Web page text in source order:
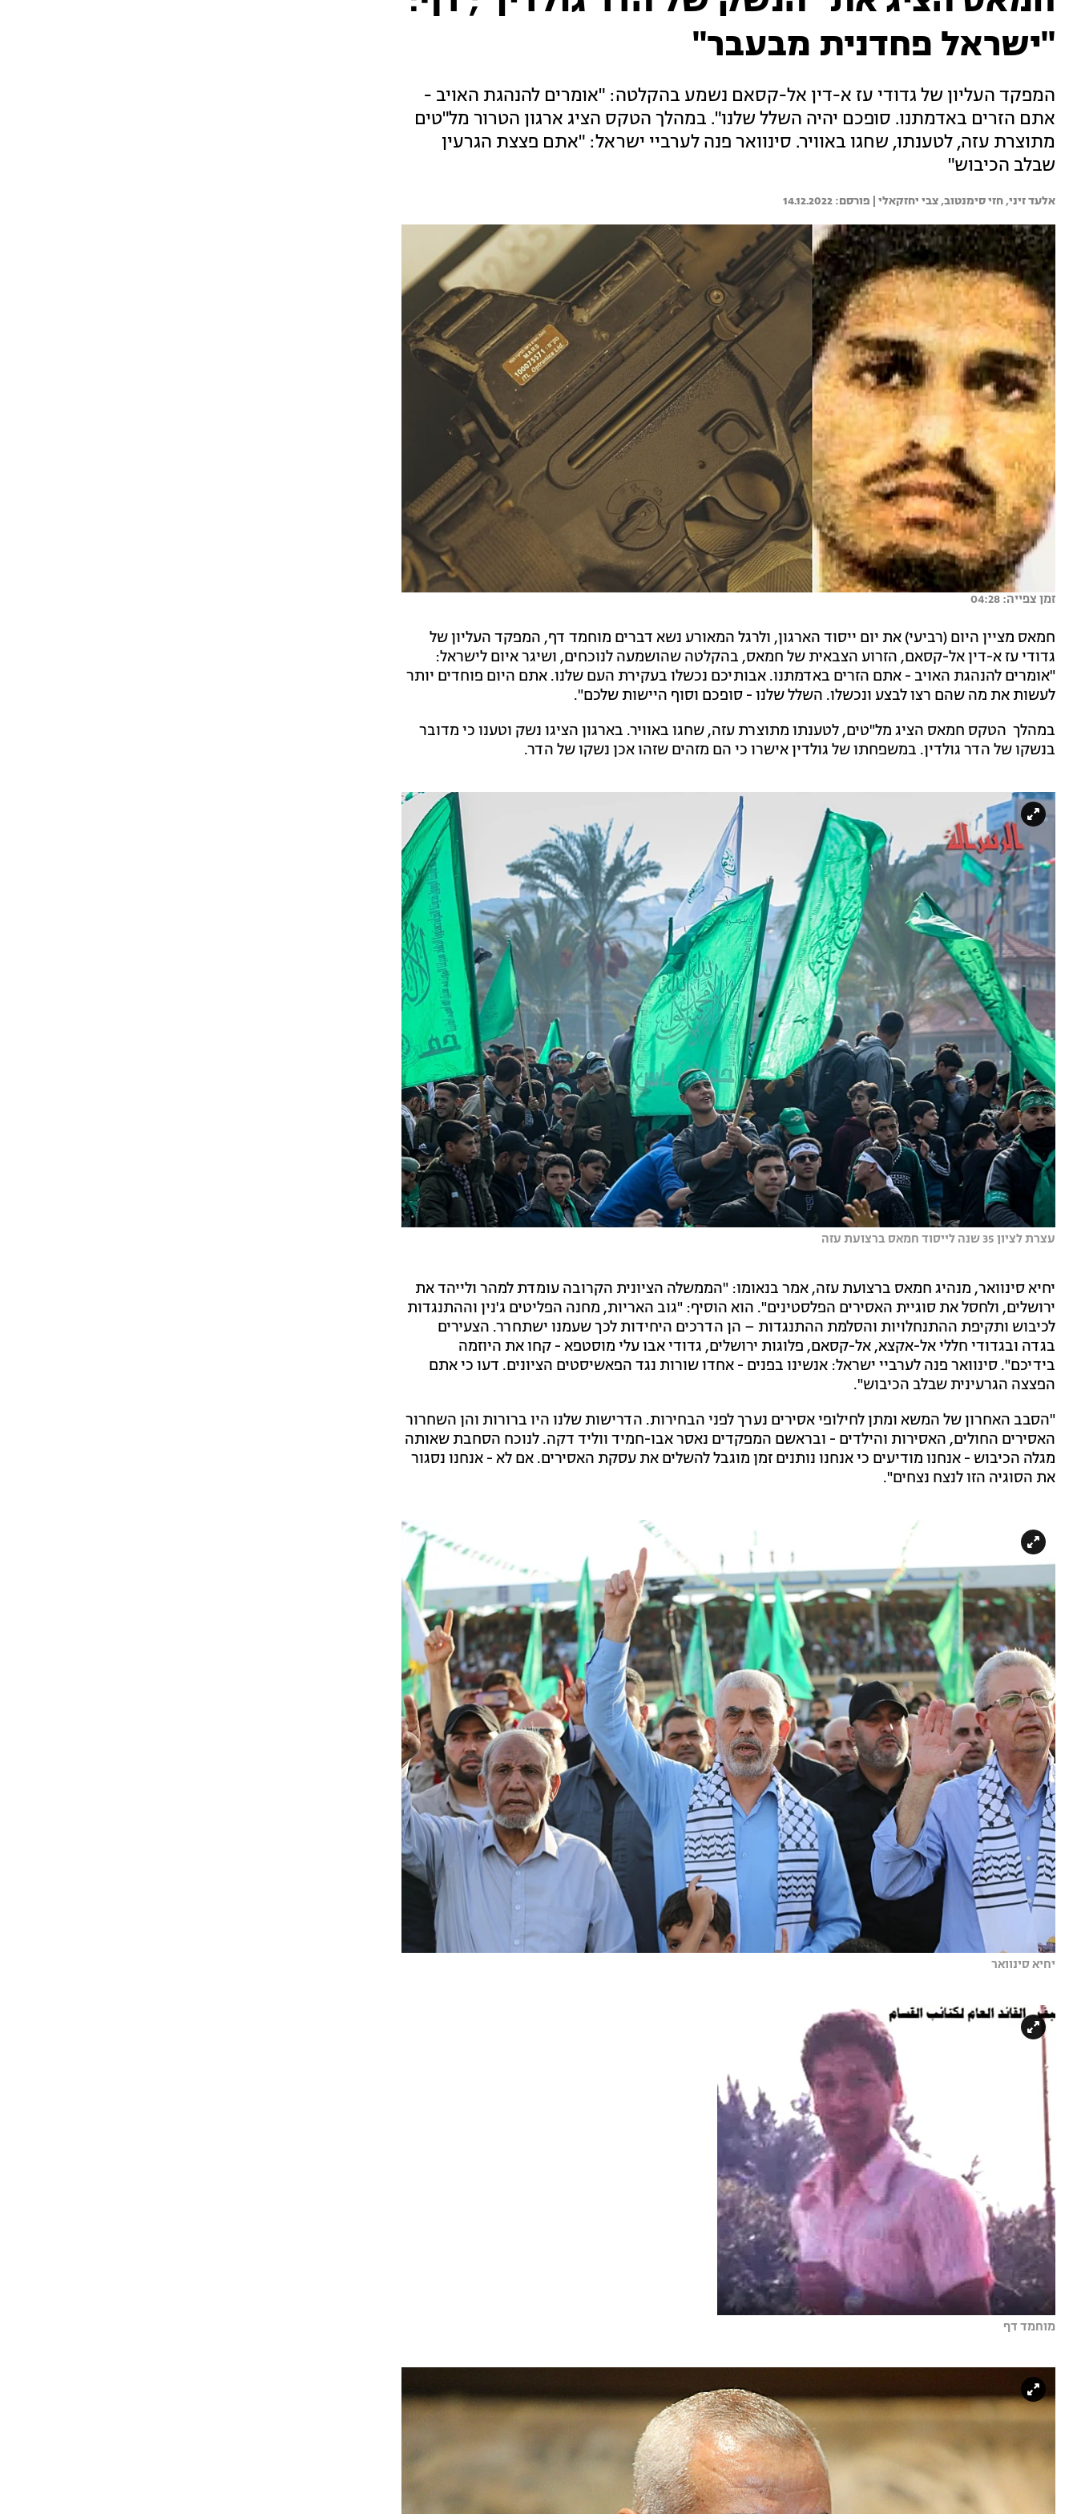
"ישראל פחדנית מבעבר"
המפקד העליון של גדודי עז א-דין אל-קסאם נשמע בהקלטה: "אומרים להנהגת האויב -
אתם הזרים באדמתנו. סופכם יהיה השלל שלנו". במהלך הטקס הציג ארגון הטרור מל"טים
מתוצרת עזה, לטענתו, שחגו באוויר. סינוואר פנה לערביי ישראל: "אתם פצצת הגרעין
שבלב הכיבוש"
אלעד זיני, חזי סימנטוב, צבי יחזקאלי | 14.12.2022
זמן צפייה: 04:28
חמאס מציין היום (רביעי) את יום ייסוד הארגון, ולרגל המאורע נשא דברים מוחמד דף, המפקד העליון של
גדודי עז א-דין אל-קסאם, הזרוע הצבאית של חמאס, בהקלטה שהושמעה לנוכחים, ושיגר איום לישראל:
"אומרים להנהגת האויב - אתם הזרים באדמתנו. אבותיכם נכשלו בעקירת העם שלנו. אתם היום פוחדים יותר
לעשות את מה שהם רצו לבצע ונכשלו. השלל שלנו - סופכם וסוף היישות שלכם".
במהלך הטקס חמאס הציג מל"טים, לטענתו מתוצרת עזה, שחגו באוויר. בארגון הציגו נשק וטענו כי מדובר
בנשקו של הדר גולדין. במשפחתו של גולדין אישרו כי הם מזהים שזהו אכן נשקו של הדר.
עצרת לציון 35 שנה לייסוד חמאס ברצועת עזה
יחיא סינוואר, מנהיג חמאס ברצועת עזה, אמר בנאומו: "הממשלה הציונית הקרובה עומדת למהר ולייהד את
ירושלים, ולחסל את סוגיית האסירים הפלסטינים". הוא הוסיף: "גוב האריות, מחנה הפליטים ג'נין וההתנגדות
לכיבוש ותקיפת ההתנחלויות והסלמת ההתנגדות – הן הדרכים היחידות לכך שעמנו ישתחרר. הצעירים
בגדה ובגדודי חללי אל-אקצא, אל-קסאם, פלוגות ירושלים, גדודי אבו עלי מוסטפא - קחו את היוזמה
בידיכם". סינוואר פנה לערביי ישראל: אנשינו בפנים - אחדו שורות נגד הפאשיסטים הציונים. דעו כי אתם
הפצצה הגרעינית שבלב הכיבוש".
"הסבב האחרון של המשא ומתן לחילופי אסירים נערך לפני הבחירות. הדרישות שלנו היו ברורות והן השחרור
האסירים החולים, האסירות והילדים - ובראשם המפקדים נאסר אבו-חמיד ווליד דקה. לנוכח הסחבת שאותה
מגלה הכיבוש - אנחנו מודיעים כי אנחנו נותנים זמן מוגבל להשלים את עסקת האסירים. אם לא - אנחנו נסגור
את הסוגיה הזו לנצח נצחים".
יחיא סינוואר
מוחמד דף